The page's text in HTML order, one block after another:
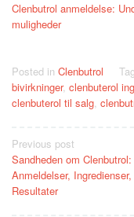
Clenbutrol anmeldelse:
muligheder
Posted in Clenbutrol
bivirkninger, clenbuterol
clenbuterol til salg,
Post
navigation
Previous post
Sandheden om Clenbutrol:
Anmeldelser, Ingredienser,
Resultater